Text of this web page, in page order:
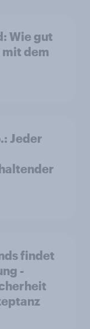
Wie gut
mit dem
Jeder
findet
-